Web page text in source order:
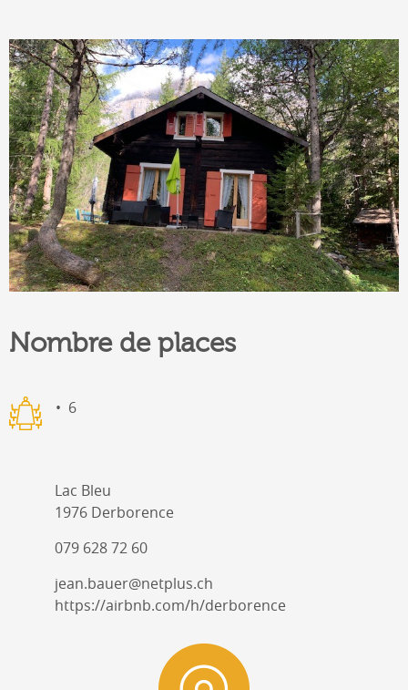
Nombre de places
6
Lac Bleu
1976 Derborence
079 628 72 60
jean.bauer@netplus.ch
https://airbnb.com/h/derborence